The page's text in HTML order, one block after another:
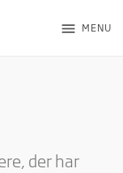
menu MENU
der har